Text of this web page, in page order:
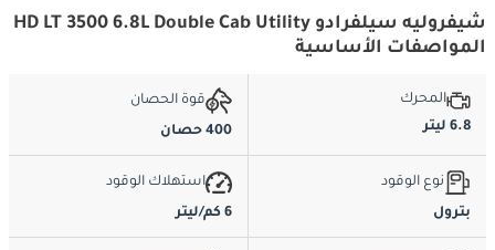
شيفروليه سيلفرادو HD LT 3500 6.8L Double Cab Utility
المواصفات الأساسية
المحرك
6.8 ليتر
قوة الحصان
400 حصان
نوع الوقود
بترول
استهلاك الوقود
6 كم/ليتر